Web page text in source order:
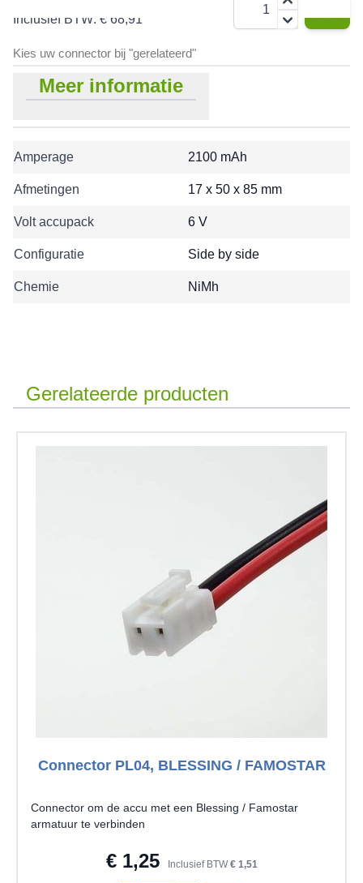
Inclusief BTW: € 68,91
Kies uw connector bij "gerelateerd"
Meer informatie
Amperage 2100 mAh
Afmetingen 17 x 50 x 85 mm
Volt accupack 6 V
Configuratie Side by side
Chemie NiMh
Gerelateerde producten
Connector PL04, BLESSING / FAMOSTAR
Connector om de accu met een Blessing / Famostar
armatuur te verbinden
€ 1,25 Inclusief BTW € 1,51